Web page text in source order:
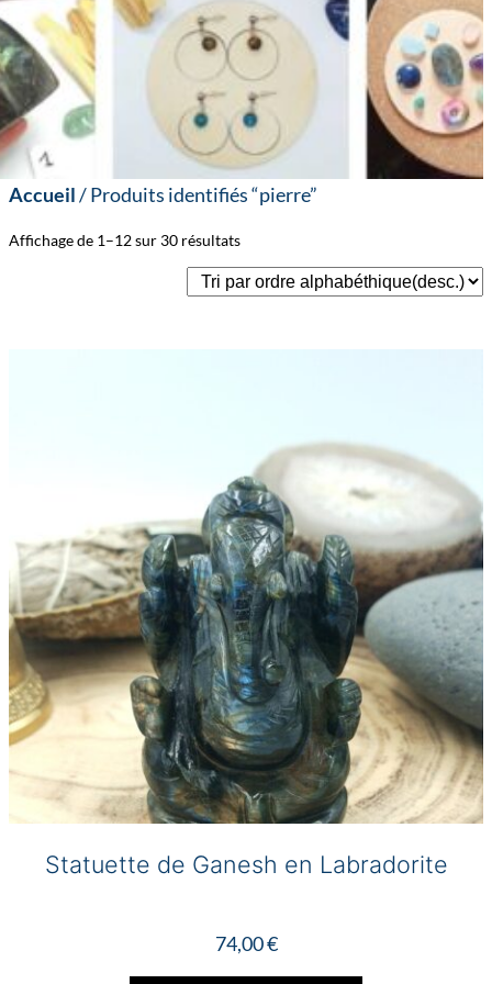
Accueil/ Produits identifiés “pierre”
Affichage de 1–12 sur 30 résultats
Statuette de Ganesh en Labradorite
74,00€
Ce